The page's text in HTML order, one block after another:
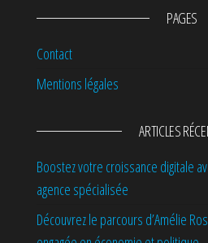
PAGES
Contact
Mentions légales
ARTICLES
Boostez votre croissance digitale
agence spécialisée
Découvrez le parcours d’Amélie